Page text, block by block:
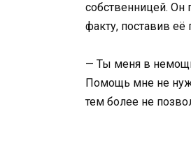
собственницей. Он
факту, поставив
— Ты меня в
Помощь мне не
тем более не